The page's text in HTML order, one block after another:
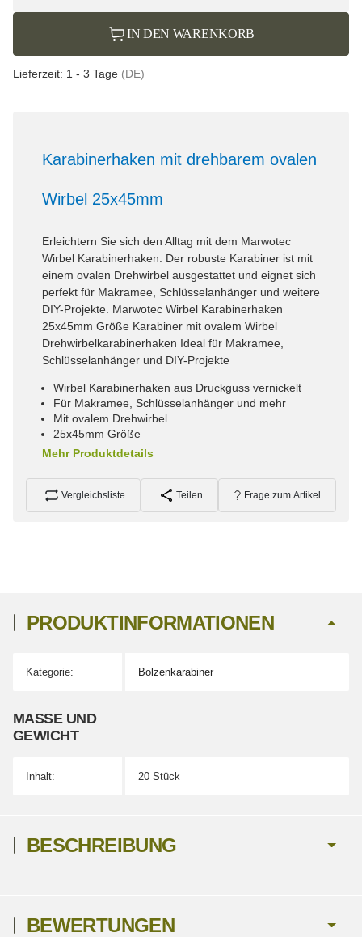
IN DEN WARENKORB
Lieferzeit: 1 - 3 Tage (DE)
Karabinerhaken mit drehbarem ovalen
Wirbel 25x45mm
Erleichtern Sie sich den Alltag mit dem Marwotec
Wirbel Karabinerhaken. Der robuste Karabiner ist mit
einem ovalen Drehwirbel ausgestattet und eignet sich
perfekt für Makramee, Schlüsselanhänger und weitere
DIY-Projekte. Marwotec Wirbel Karabinerhaken
25x45mm Größe Karabiner mit ovalem Wirbel
Drehwirbelkarabinerhaken Ideal für Makramee,
Schlüsselanhänger und DIY-Projekte
Wirbel Karabinerhaken aus Druckguss vernickelt
Für Makramee, Schlüsselanhänger und mehr
Mit ovalem Drehwirbel
25x45mm Größe
Mehr Produktdetails
Vergleichsliste Teilen Frage zum Artikel
PRODUKTINFORMATIONEN
Produkteigenschaft
Wert
Kategorie: Bolzenkarabiner
MASSE UND G
EWICHT
Inhalt: 20 Stück
BESCHREIBUNG
BEWERTUNGEN